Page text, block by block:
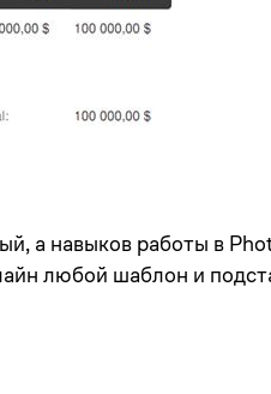
а навыков работы в
любой шаблон и